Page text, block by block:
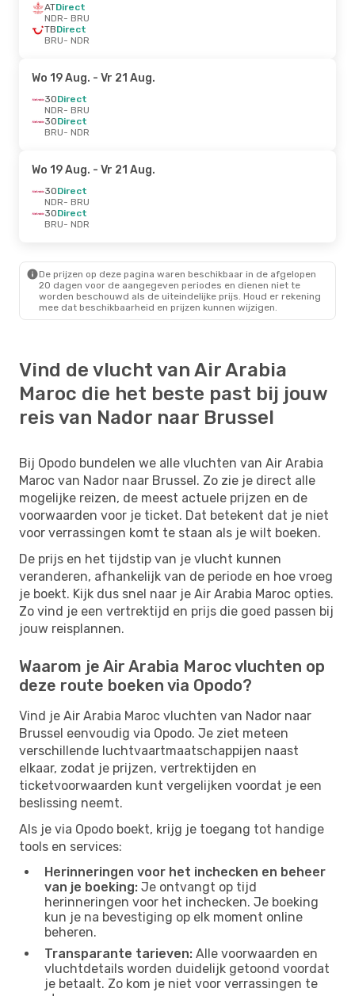
ATDirect
NDR- BRU
TBDirect
BRU- NDR
Wo 19 Aug. - Vr 21 Aug.
3ODirect
NDR- BRU
3ODirect
BRU- NDR
Wo 19 Aug. - Vr 21 Aug.
3ODirect
NDR- BRU
3ODirect
BRU- NDR
De prijzen op deze pagina waren beschikbaar in de afgelopen
20 dagen voor de aangegeven periodes en dienen niet te
worden beschouwd als de uiteindelijke prijs. Houd er rekening
mee dat beschikbaarheid en prijzen kunnen wijzigen.
Vind de vlucht van Air Arabia
Maroc die het beste past bij jouw
reis van Nador naar Brussel
Bij Opodo bundelen we alle vluchten van Air Arabia
Maroc van Nador naar Brussel. Zo zie je direct alle
mogelijke reizen, de meest actuele prijzen en de
voorwaarden voor je ticket. Dat betekent dat je niet
voor verrassingen komt te staan als je wilt boeken.
De prijs en het tijdstip van je vlucht kunnen
veranderen, afhankelijk van de periode en hoe vroeg
je boekt. Kijk dus snel naar je Air Arabia Maroc opties.
Zo vind je een vertrektijd en prijs die goed passen bij
jouw reisplannen.
Waarom je Air Arabia Maroc vluchten op
deze route boeken via Opodo?
Vind je Air Arabia Maroc vluchten van Nador naar
Brussel eenvoudig via Opodo. Je ziet meteen
verschillende luchtvaartmaatschappijen naast
elkaar, zodat je prijzen, vertrektijden en
ticketvoorwaarden kunt vergelijken voordat je een
beslissing neemt.
Als je via Opodo boekt, krijg je toegang tot handige
tools en services:
Herinneringen voor het inchecken en beheer
van je boeking: Je ontvangt op tijd
herinneringen voor het inchecken. Je boeking
kun je na bevestiging op elk moment online
beheren.
Transparante tarieven: Alle voorwaarden en
vluchtdetails worden duidelijk getoond voordat
je betaalt. Zo kom je niet voor verrassingen te